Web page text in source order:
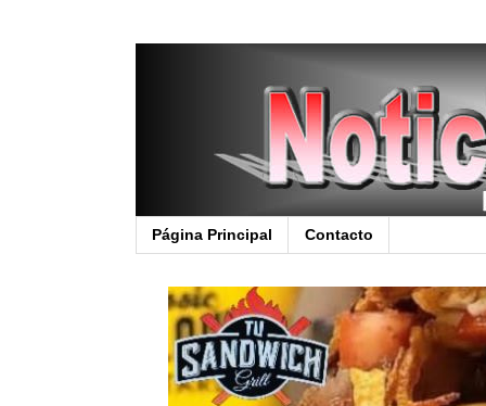
Página Principal Contacto